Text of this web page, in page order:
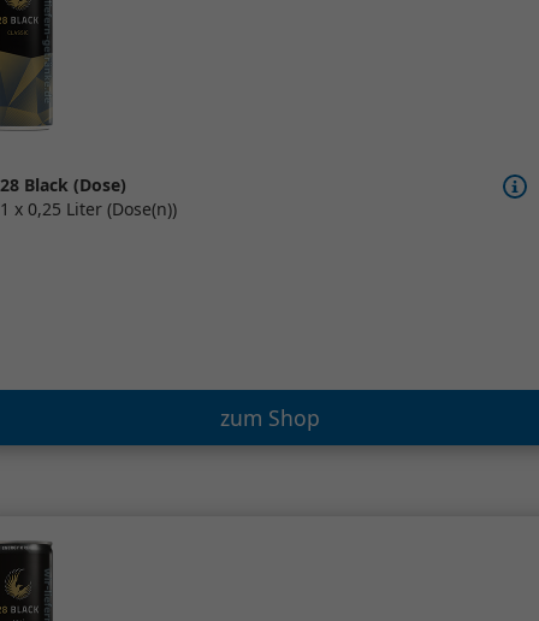
28 Black (Dose)
1 x 0,25 Liter (Dose(n))
zum Shop